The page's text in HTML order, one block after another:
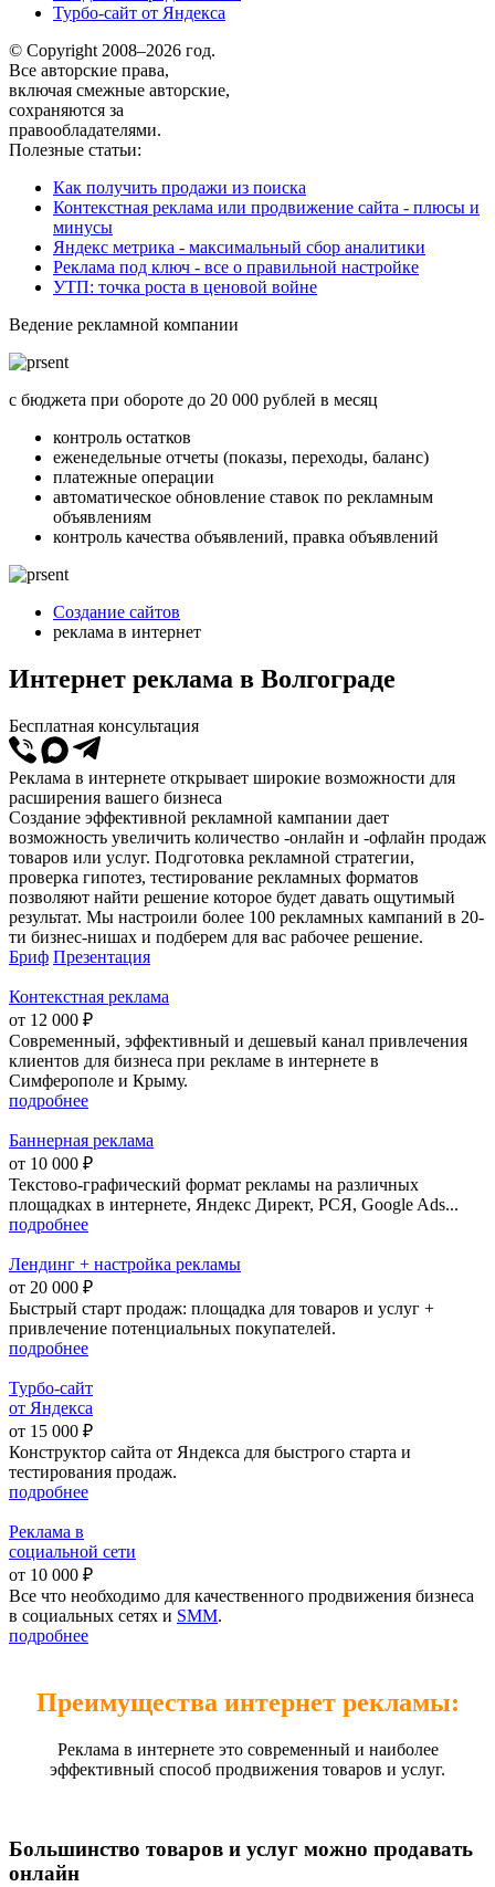
Турбо-сайт от Яндекса
© Copyright 2008–2026 год.
Все авторские права,
включая смежные авторские,
сохраняются за
правообладателями.
Полезные статьи:
Как получить продажи из поиска
Контекстная реклама или продвижение сайта - плюсы и
минусы
Яндекс метрика - максимальный сбор аналитики
Реклама под ключ - все о правильной настройке
УТП: точка роста в ценовой войне
Ведение рекламной компании
с бюджета при обороте до 20 000 рублей в месяц
контроль остатков
еженедельные отчеты (показы, переходы, баланс)
платежные операции
автоматическое обновление ставок по рекламным
объявлениям
контроль качества объявлений, правка объявлений
Создание сайтов
реклама в интернет
Интернет реклама в Волгограде
Бесплатная консультация
Реклама в интернете открывает широкие возможности для
расширения вашего бизнеса
Создание эффективной рекламной кампании дает
возможность увеличить количество -онлайн и -офлайн продаж
товаров или услуг. Подготовка рекламной стратегии,
проверка гипотез, тестирование рекламных форматов
позволяют найти решение которое будет давать ощутимый
результат. Мы настроили более 100 рекламных кампаний в 20-
ти бизнес-нишах и подберем для вас рабочее решение.
Бриф Презентация
Контекстная реклама
от 12 000 ₽
Современный, эффективный и дешевый канал привлечения
клиентов для бизнеса при рекламе в интернете в
Симферополе и Крыму.
подробнее
Баннерная реклама
от 10 000 ₽
Текстово-графический формат рекламы на различных
площадках в интернете, Яндекс Директ, РСЯ, Google Ads...
подробнее
Лендинг + настройка рекламы
от 20 000 ₽
Быстрый старт продаж: площадка для товаров и услуг +
привлечение потенциальных покупателей.
подробнее
Турбо-сайт
от Яндекса
от 15 000 ₽
Конструктор сайта от Яндекса для быстрого старта и
тестирования продаж.
подробнее
Реклама в
социальной сети
от 10 000 ₽
Все что необходимо для качественного продвижения бизнеса
в социальных сетях и SMM.
подробнее
Преимущества интернет рекламы:
Реклама в интернете это современный и наиболее
эффективный способ продвижения товаров и услуг.
Большинство товаров и услуг можно продавать
онлайн